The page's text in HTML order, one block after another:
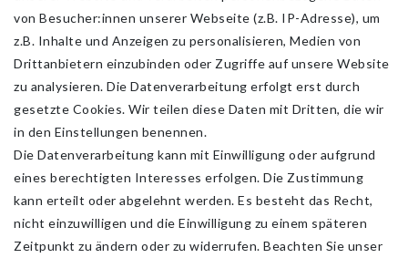
von Besucher:innen unserer Webseite (z.B. IP-Adresse), um
z.B. Inhalte und Anzeigen zu personalisieren, Medien von
Drittanbietern einzubinden oder Zugriffe auf unsere Website
zu analysieren. Die Datenverarbeitung erfolgt erst durch
gesetzte Cookies. Wir teilen diese Daten mit Dritten, die wir
in den Einstellungen benennen.
Die Datenverarbeitung kann mit Einwilligung oder aufgrund
eines berechtigten Interesses erfolgen. Die Zustimmung
kann erteilt oder abgelehnt werden. Es besteht das Recht,
nicht einzuwilligen und die Einwilligung zu einem späteren
Zeitpunkt zu ändern oder zu widerrufen. Beachten Sie unser